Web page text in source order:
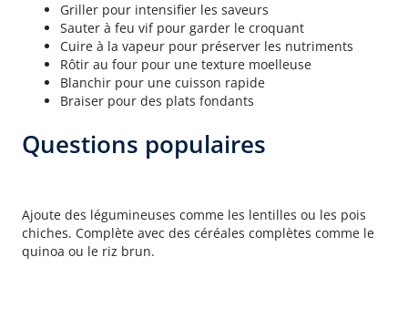
Griller pour intensifier les saveurs
Sauter à feu vif pour garder le croquant
Cuire à la vapeur pour préserver les nutriments
Rôtir au four pour une texture moelleuse
Blanchir pour une cuisson rapide
Braiser pour des plats fondants
Questions populaires
Ajoute des légumineuses comme les lentilles ou les pois
chiches. Complète avec des céréales complètes comme le
quinoa ou le riz brun.